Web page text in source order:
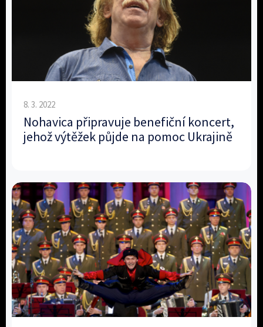
8. 3. 2022
Nohavica připravuje benefiční koncert,
jehož výtěžek půjde na pomoc Ukrajině